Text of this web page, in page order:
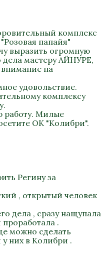
комплекс
папайя"
выразить огромную
дела мастеру АЙНУРЕ,
внимание на
удовольствие.
комплексу
работу. Милые
ОК "Колибри".
Регину за
, открытый человек
дела , сразу нащупала
.
можно сделать
них в Колибри .